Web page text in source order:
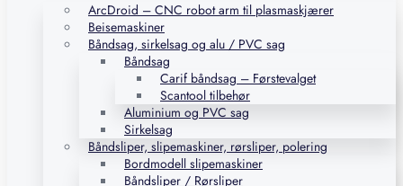
ArcDroid – CNC robot arm til plasmaskjærer
Beisemaskiner
Båndsag, sirkelsag og alu / PVC sag
Båndsag
Carif båndsag – Førstevalget
Scantool tilbehør
Aluminium og PVC sag
Sirkelsag
Båndsliper, slipemaskiner, rørsliper, polering
Bordmodell slipemaskiner
Båndsliper / Rørsliper